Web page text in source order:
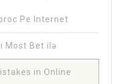
Pe Internet
Most Bet ilə
in Online